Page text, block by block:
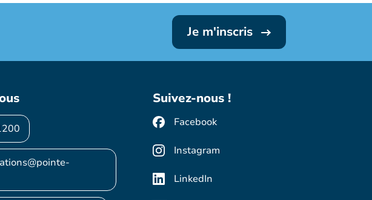
Je m'inscris
Suivez-nous !
Facebook
Instagram
LinkedIn